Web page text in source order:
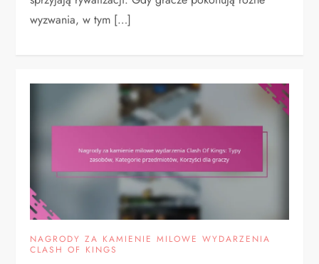
wyzwania, w tym […]
NAGRODY ZA KAMIENIE MILOWE WYDARZENIA
CLASH OF KINGS